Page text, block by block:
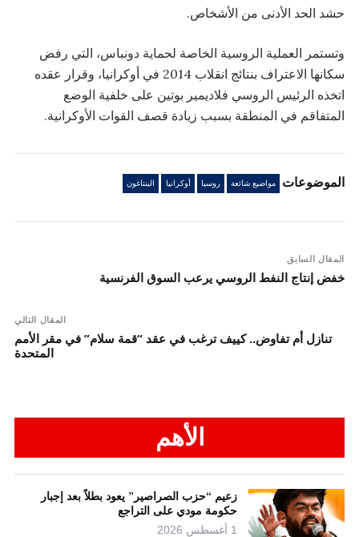
حشد الحد الأدنى من الأشخاص.
وتستمر العملية الروسية الخاصة لحماية دونباس، التي رفض
سكانها الاعتراف بنتائج انقلاب 2014 في أوكرانيا، وقرار عقده
اتخذه الرئيس الروسي فلاديمير بوتين على خلفية الوضع
المتفاقم في المنطقة بسبب زيادة قصف القوات الأوكرانية.
الموضوعات مواضيع شائعة روسيا أوكرانيا البنتاغون
المقال السابق
خفض إنتاج النفط الروسي يرعب السوق الفرنسية
المقال التالي
تنازل أم تفاوض.. كييف ترغب في عقد “قمة سلام” في مقر الأمم
المتحدة
الأهم
زعيم “حزب الصراصير” يعود بطلاً بعد إجبار
حكومة مودي على التراجع
1 أغسطس 2026